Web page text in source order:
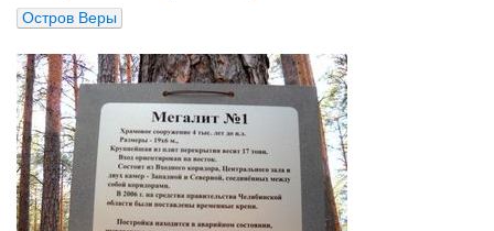
Остров Веры